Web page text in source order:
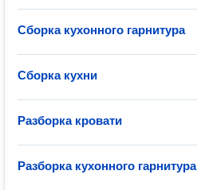
Сборка кухонного гарнитура
Сборка кухни
Разборка кровати
Разборка кухонного гарнитура